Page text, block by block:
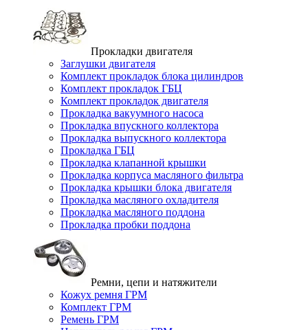
Прокладки двигателя
Заглушки двигателя
Комплект прокладок блока цилиндров
Комплект прокладок ГБЦ
Комплект прокладок двигателя
Прокладка вакуумного насоса
Прокладка впускного коллектора
Прокладка выпускного коллектора
Прокладка ГБЦ
Прокладка клапанной крышки
Прокладка корпуса масляного фильтра
Прокладка крышки блока двигателя
Прокладка масляного охладителя
Прокладка масляного поддона
Прокладка пробки поддона
Ремни, цепи и натяжители
Кожух ремня ГРМ
Комплект ГРМ
Ремень ГРМ